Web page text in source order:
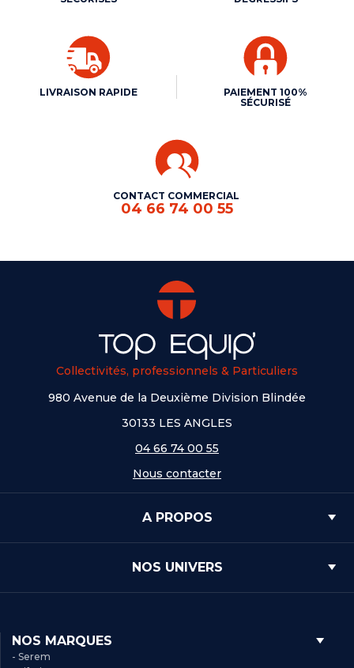
LIVRAISON RAPIDE
PAIEMENT 100%
SÉCURISÉ
CONTACT COMMERCIAL
04 66 74 00 55
Collectivités, professionnels & Particuliers
980 Avenue de la Deuxième Division Blindée
30133 LES ANGLES
04 66 74 00 55
Nous contacter
A PROPOS
NOS UNIVERS
NOS MARQUES
- Serem